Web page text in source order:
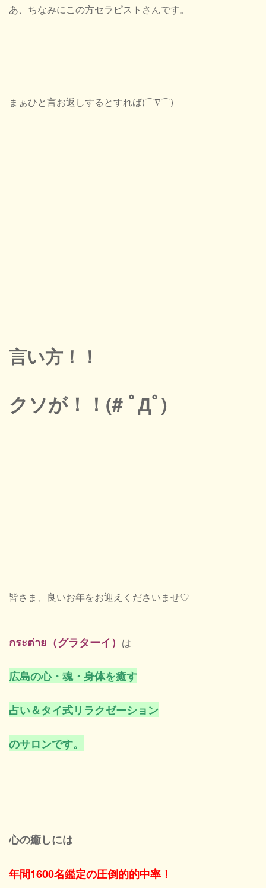
あ、ちなみにこの方セラピストさんです。
まぁひと言お返しするとすれば(⌒∇⌒)
言い方！！
クソが！！(# ﾟДﾟ)
皆さま、良いお年をお迎えくださいませ♡
กระต่าย（グラターイ） は
広島の心・魂・身体を癒す
占い＆タイ式リラクゼーション
のサロンです。
心の癒しには
年間1600名鑑定の圧倒的的中率！